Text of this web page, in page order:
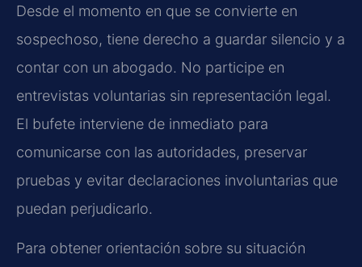
Desde el momento en que se convierte en
sospechoso, tiene derecho a guardar silencio y a
contar con un abogado. No participe en
entrevistas voluntarias sin representación legal.
El bufete interviene de inmediato para
comunicarse con las autoridades, preservar
pruebas y evitar declaraciones involuntarias que
puedan perjudicarlo.
Para obtener orientación sobre su situación